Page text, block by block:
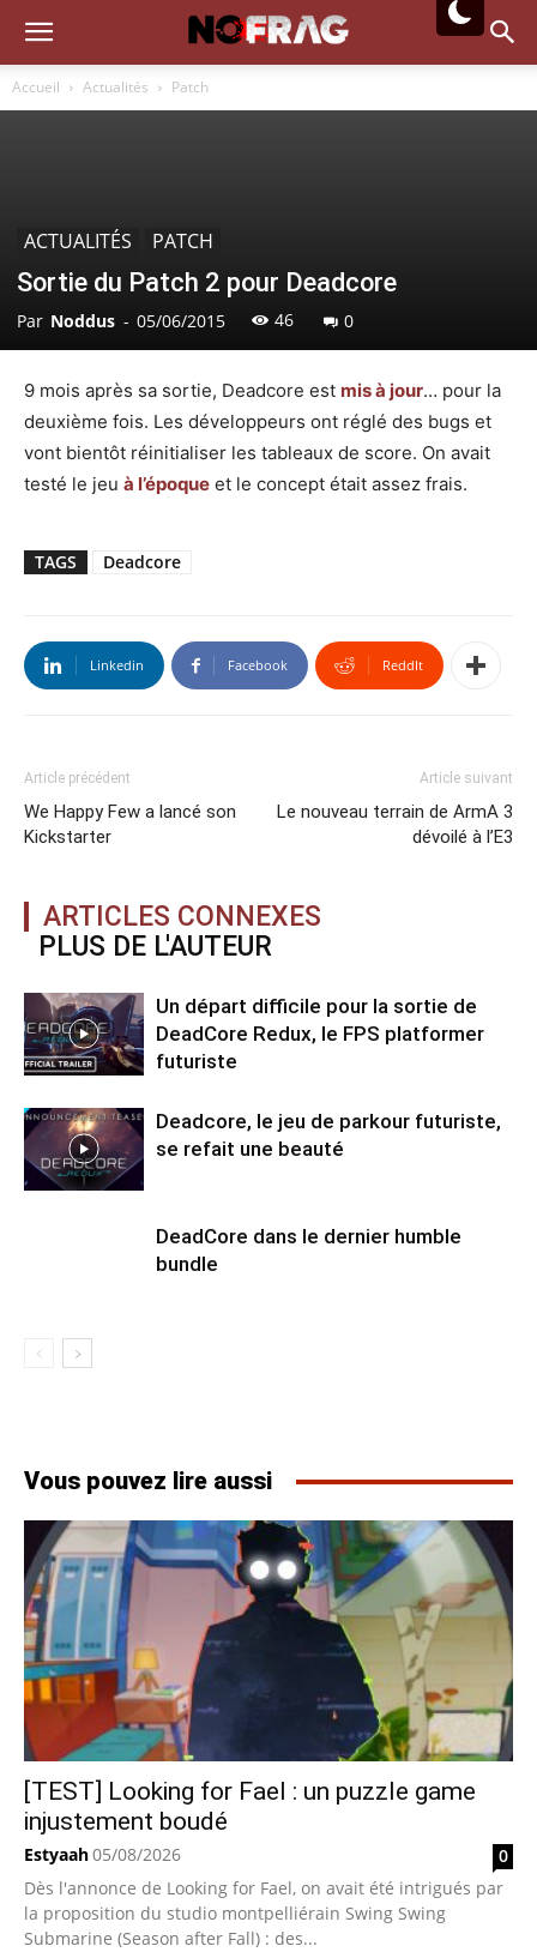
Accueil Actualités Patch
ACTUALITÉS PATCH
Sortie du Patch 2 pour Deadcore
Par Noddus - 05/06/2015 46 0
9 mois après sa sortie, Deadcore est mis à jour… pour la
deuxième fois. Les développeurs ont réglé des bugs et
vont bientôt réinitialiser les tableaux de score. On avait
testé le jeu à l’époque et le concept était assez frais.
TAGS Deadcore
Linkedin Facebook ReddIt
Article précédent
We Happy Few a lancé son
Kickstarter
Article suivant
Le nouveau terrain de ArmA 3
dévoilé à l’E3
ARTICLES CONNEXES
PLUS DE L'AUTEUR
Un départ difficile pour la sortie de
DeadCore Redux, le FPS platformer
futuriste
Deadcore, le jeu de parkour futuriste,
se refait une beauté
DeadCore dans le dernier humble
bundle
Vous pouvez lire aussi
[TEST] Looking for Fael : un puzzle game
injustement boudé
Estyaah05/08/2026
0
Dès l'annonce de Looking for Fael, on avait été intrigués par
la proposition du studio montpelliérain Swing Swing
Submarine (Season after Fall) : des...